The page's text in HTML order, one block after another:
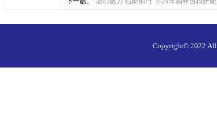
Copyright© 2022